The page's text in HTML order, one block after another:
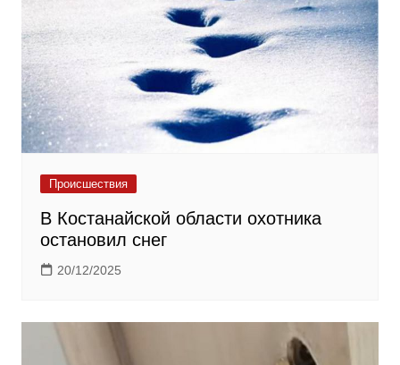
Происшествия
В Костанайской области охотника
остановил снег
20/12/2025